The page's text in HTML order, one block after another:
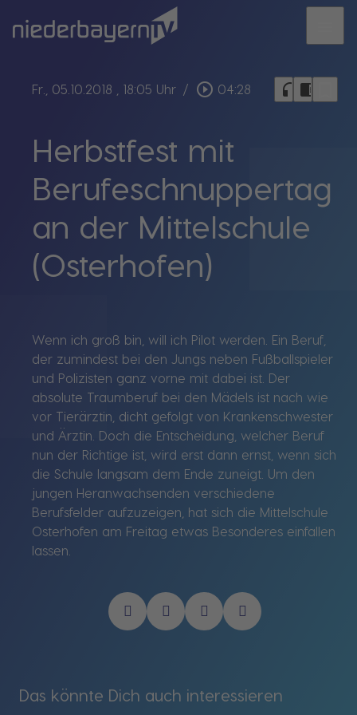
Fr., 05.10.2018 , 18:05 Uhr / play_circle_outline 04:28 headphones chrome_reader_mode
Herbstfest mit
Berufeschnuppertag
an der Mittelschule
(Osterhofen)
Wenn ich groß bin, will ich Pilot werden. Ein Beruf,
der zumindest bei den Jungs neben Fußballspieler
und Polizisten ganz vorne mit dabei ist. Der
absolute Traumberuf bei den Mädels ist nach wie
vor Tierärztin, dicht gefolgt von Krankenschwester
und Ärztin. Doch die Entscheidung, welcher Beruf
nun der Richtige ist, wird erst dann ernst, wenn sich
die Schule langsam dem Ende zuneigt. Um den
jungen Heranwachsenden verschiedene
Berufsfelder aufzuzeigen, hat sich die Mittelschule
Osterhofen am Freitag etwas Besonderes einfallen
lassen.
Das könnte Dich auch interessieren